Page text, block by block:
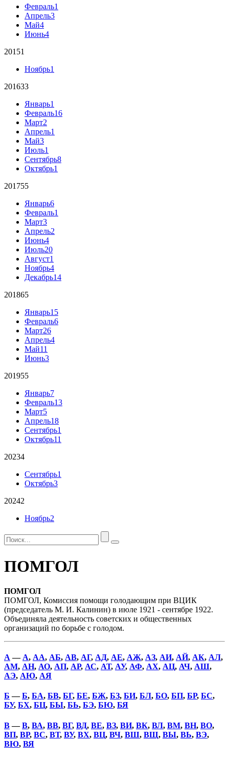
Февраль1
Апрель3
Май4
Июнь4
20151
Ноябрь1
201633
Январь1
Февраль16
Март2
Апрель1
Май3
Июль1
Сентябрь8
Октябрь1
201755
Январь6
Февраль1
Март3
Апрель2
Июнь4
Июль20
Август1
Ноябрь4
Декабрь14
201865
Январь15
Февраль6
Март26
Апрель4
Май11
Июнь3
201955
Январь7
Февраль13
Март5
Апрель18
Сентябрь1
Октябрь11
20234
Сентябрь1
Октябрь3
20242
Ноябрь2
ПОМГОЛ
ПОМГОЛ
ПОМГОЛ, Комиссия помощи голодающим при ВЦИК
(председатель М. И. Калинин) в июле 1921 - сентябре 1922.
Объединяла деятельность советских и общественных
организаций по борьбе с голодом.
А — А, АА, АБ, АВ, АГ, АД, АЕ, АЖ, АЗ, АИ, АЙ, АК, АЛ,
АМ, АН, АО, АП, АР, АС, АТ, АУ, АФ, АХ, АЦ, АЧ, АШ,
АЭ, АЮ, АЯ
Б —Б, БА, БВ, БГ, БЕ, БЖ, БЗ, БИ, БЛ, БО, БП, БР, БС,
БУ, БХ, БЦ, БЫ, БЬ, БЭ, БЮ, БЯ
В—В, ВА, ВВ, ВГ, ВД, ВЕ, ВЗ, ВИ, ВК, ВЛ, ВМ, ВН, ВО,
ВП, ВР, ВС, ВТ, ВУ, ВХ, ВЦ, ВЧ, ВШ, ВЩ, ВЫ, ВЬ, ВЭ,
ВЮ, ВЯ